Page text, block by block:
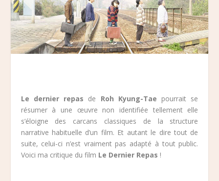
Le dernier repas de Roh Kyung-Tae pourrait se
résumer à une œuvre non identifiée tellement elle
s’éloigne des carcans classiques de la structure
narrative habituelle d’un film. Et autant le dire tout de
suite, celui-ci n’est vraiment pas adapté à tout public.
Voici ma critique du film Le Dernier Repas !